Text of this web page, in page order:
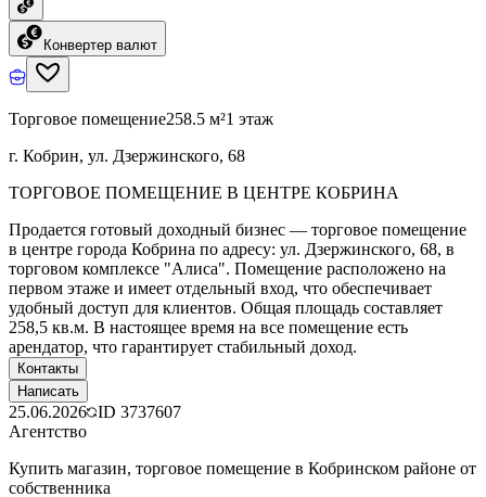
Конвертер валют
Торговое помещение258.5 м²1 этаж
г. Кобрин, ул. Дзержинского, 68
ТОРГОВОЕ ПОМЕЩЕНИЕ В ЦЕНТРЕ КОБРИНА
Продается готовый доходный бизнес — торговое помещение
в центре города Кобрина по адресу: ул. Дзержинского, 68, в
торговом комплексе "Алиса". Помещение расположено на
первом этаже и имеет отдельный вход, что обеспечивает
удобный доступ для клиентов. Общая площадь составляет
258,5 кв.м. В настоящее время на все помещение есть
арендатор, что гарантирует стабильный доход.
Контакты
Написать
25.06.2026 ID 3737607
Агентство
Купить магазин, торговое помещение в Кобринском районе от
собственника